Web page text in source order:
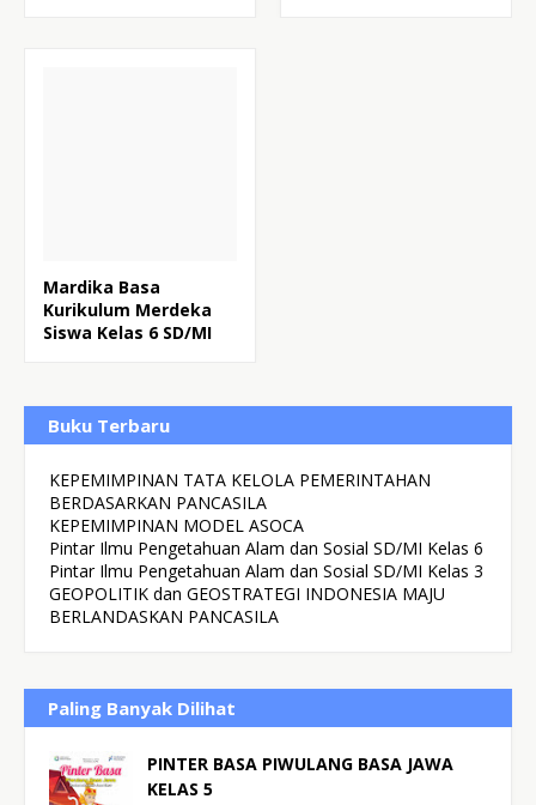
Mardika Basa
Kurikulum Merdeka
Siswa Kelas 6 SD/MI
Buku Terbaru
KEPEMIMPINAN TATA KELOLA PEMERINTAHAN
BERDASARKAN PANCASILA
KEPEMIMPINAN MODEL ASOCA
Pintar Ilmu Pengetahuan Alam dan Sosial SD/MI Kelas 6
Pintar Ilmu Pengetahuan Alam dan Sosial SD/MI Kelas 3
GEOPOLITIK dan GEOSTRATEGI INDONESIA MAJU
BERLANDASKAN PANCASILA
Paling Banyak Dilihat
PINTER BASA PIWULANG BASA JAWA
KELAS 5